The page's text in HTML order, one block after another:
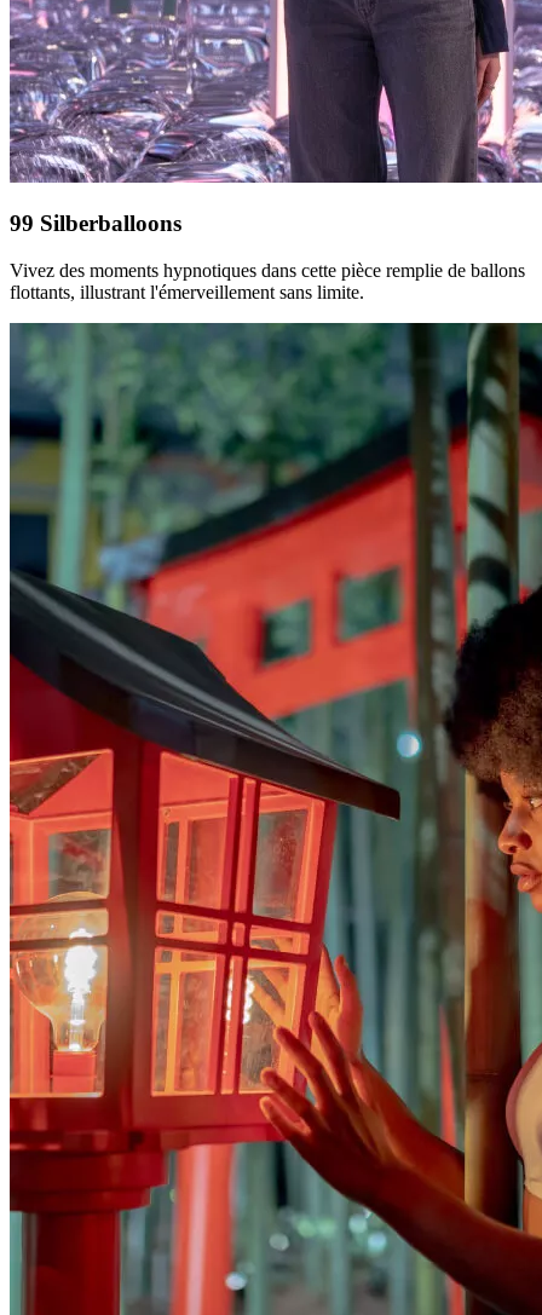
99 Silberballoons
Vivez des moments hypnotiques dans cette pièce remplie de ballons
flottants, illustrant l'émerveillement sans limite.